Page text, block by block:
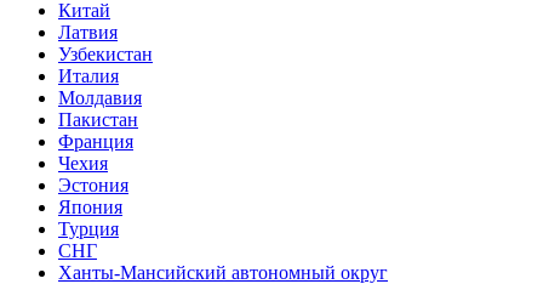
Китай
Латвия
Узбекистан
Италия
Молдавия
Пакистан
Франция
Чехия
Эстония
Япония
Турция
СНГ
Ханты-Мансийский автономный округ